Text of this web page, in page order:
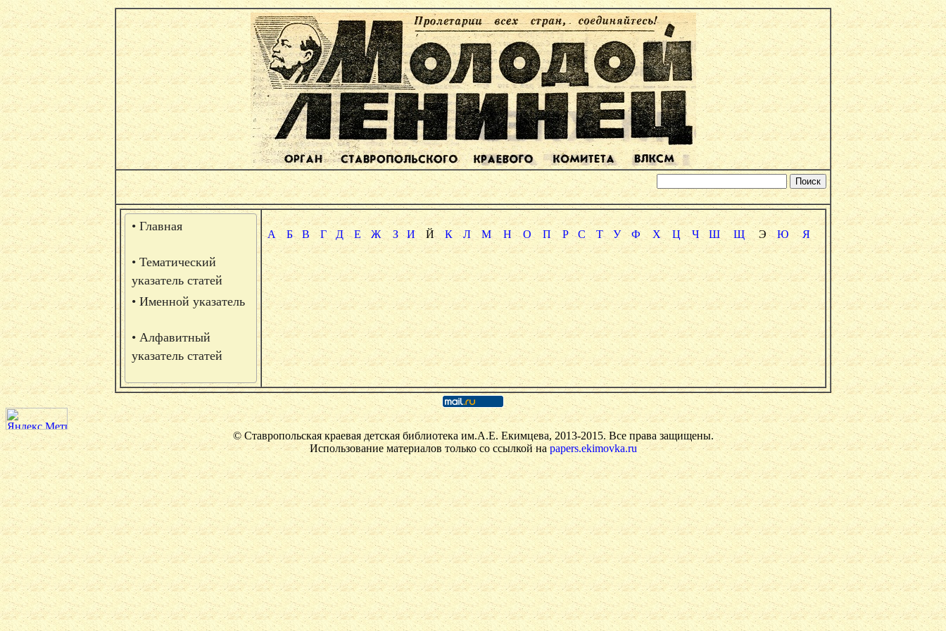
• Главная
• Тематический
указатель статей
• Именной указатель
• Алфавитный
указатель статей
А Б В Г Д Е Ж З И Й К Л М Н О П Р С Т У Ф Х Ц Ч Ш Щ Э Ю Я
© Ставропольская краевая детская библиотека им.А.Е. Екимцева, 2013-2015. Все права защищены.
Использование материалов только со ссылкой наpapers.ekimovka.ru